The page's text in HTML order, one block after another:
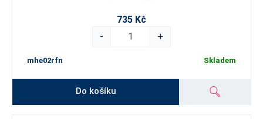
735 Kč
-
+
mhe02rfn Skladem
Do košíku